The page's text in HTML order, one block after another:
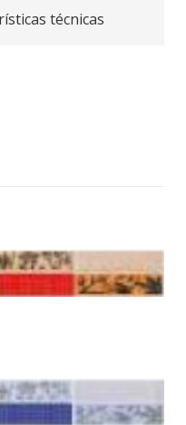
técnicas